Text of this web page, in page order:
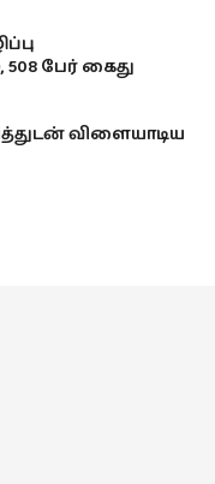
பேர் கைது
விளையாடிய